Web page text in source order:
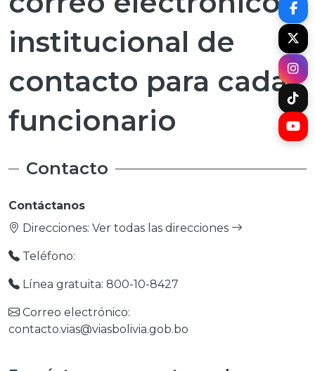
institucional de
contacto para cada
funcionario
Contacto
Contáctanos
Direcciones: Ver todas las direcciones
Teléfono:
Línea gratuita: 800-10-8427
Correo electrónico:
contacto.vias@viasbolivia.gob.bo